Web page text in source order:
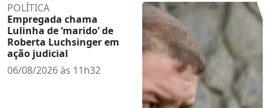
POLÍTICA
Empregada chama
Lulinha de ‘marido’ de
Roberta Luchsinger em
ação judicial
06/08/2026 às 11h32